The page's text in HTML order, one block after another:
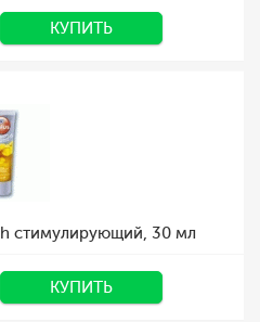
КУПИТЬ
стимулирующий, 30 мл
КУПИТЬ